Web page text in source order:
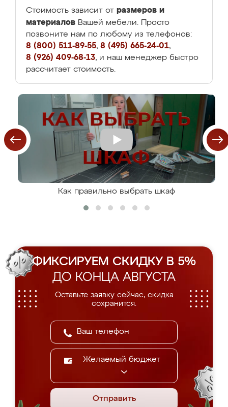
Стоимость зависит от размеров и
материалов Вашей мебели. Просто
позвоните нам по любому из телефонов:
8 (800) 511-89-55, 8 (495) 665-24-01,
8 (926) 409-68-13, и наш менеджер быстро
рассчитает стоимость.
Как правильно выбрать шкаф
ФИКСИРУЕМ СКИДКУ В 5%
ДО КОНЦА АВГУСТА
Оставьте заявку сейчас, скидка
сохранится.
Желаемый бюджет
Отправить